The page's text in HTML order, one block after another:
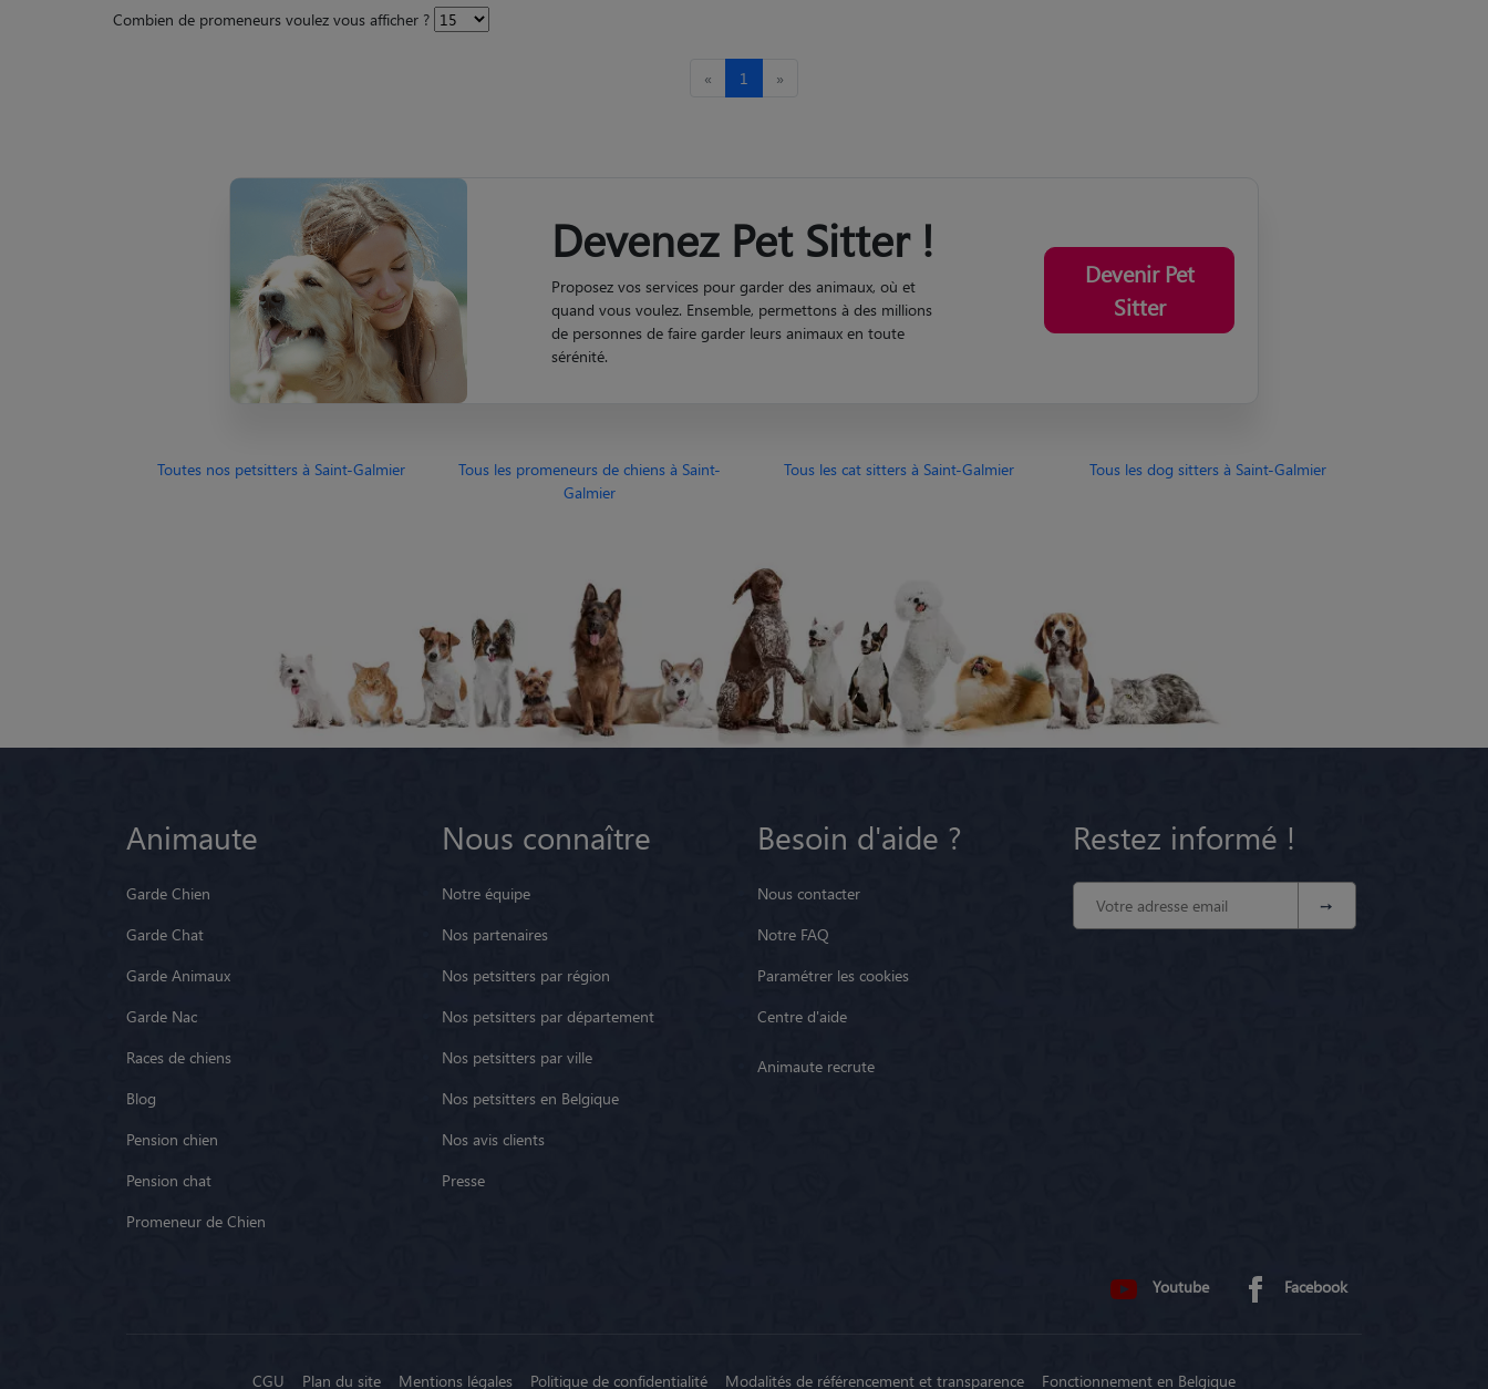
Combien de promeneurs voulez vous afficher ?
« 1 »
Devenez Pet Sitter !
Proposez vos services pour garder des animaux, où et
quand vous voulez. Ensemble, permettons à des millions
de personnes de faire garder leurs animaux en toute
sérénité.
Devenir Pet
Sitter
Toutes nos petsitters à Saint-Galmier
Tous les promeneurs de chiens à Saint-
Galmier
Tous les cat sitters à Saint-Galmier Tous les dog sitters à Saint-Galmier
Animaute
Garde Chien
Garde Chat
Garde Animaux
Garde Nac
Races de chiens
Blog
Pension chien
Pension chat
Promeneur de Chien
Nous connaître
Notre équipe
Nos partenaires
Nos petsitters par région
Nos petsitters par département
Nos petsitters par ville
Nos petsitters en Belgique
Nos avis clients
Presse
Besoin d'aide ?
Nous contacter
Notre FAQ
Paramétrer les cookies
Centre d'aide
Animaute recrute
Restez informé !
Youtube Facebook
CGU Plan du site Mentions légales Politique de confidentialité Modalités de référencement et transparence Fonctionnement en Belgique